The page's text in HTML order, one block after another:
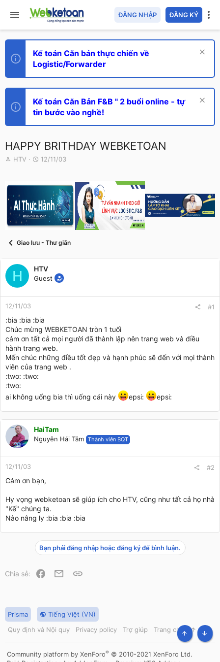
ĐĂNG NHẬP ĐĂNG KÝ
Kế toán Căn bản thực chiến về
Logistic/Forwarder
Kế toán Căn Bản F&B " 2 buổi online - tự
tin bước vào nghề!
HAPPY BRITHDAY WEBKETOAN
T
e
a
d
s
a
r
HTV
N
y
ử
i
12/11/03
Giao lưu - Thư giãn
H HTV
Guest
12/11/03 #1
:bia :bia :bia
Chúc mừng WEBKETOAN tròn 1 tuổi
cám ơn tất cả mọi người đã thành lập nên trang web và điều
hành trang web.
Mến chúc những điều tốt đẹp và hạnh phúc sẽ đến với mọi thành
viên của trang web .
:two: :two:
:two:
ai không uống bia thì uống cái này
epsi: epsi:
HaiTam
Nguyễn Hải Tâm Thành viên BQT
12/11/03 #2
Cám ơn bạn,
Hy vọng webketoan sẽ giúp ích cho HTV, cũng như tất cả họ nhà
"Kế" chúng ta.
Nào nâng ly :bia :bia :bia
Bạn phải đăng nhập hoặc đăng ký để bình luận.
Chia sẻ: Facebook
Email
Prisma
Tiếng Việt (VN)
Quy định và Nội quy
Privacy policy Trợ giúp Trang chủ
R
S
Community platform by XenForo® © 2010-2021 XenForo Ltd.
TOP